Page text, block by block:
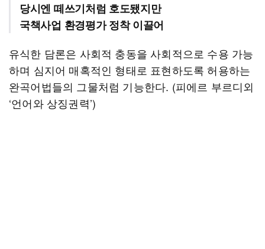
당시엔 떼쓰기처럼 호도됐지만
국책사업 환경평가 정착 이끌어
유식한 담론은 사회적 충동을 사회적으로 수용 가능
하며 심지어 매혹적인 형태로 표현하도록 허용하는
완곡어법들의 그물처럼 기능한다. (피에르 부르디외
‘언어와 상징권력’)